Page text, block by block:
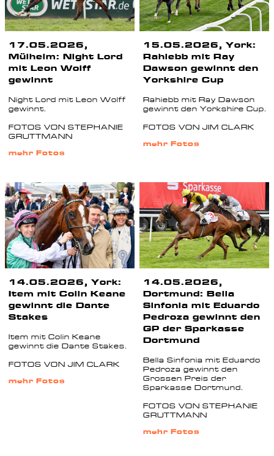
17.05.2026,
Mülheim: Night Lord
mit Leon Wolff
gewinnt
Night Lord mit Leon Wolff
gewinnt.
FOTOS VON STEPHANIE
GRUTTMANN
mehr Fotos
15.05.2026, York:
Rahiebb mit Ray
Dawson gewinnt den
Yorkshire Cup
Rahiebb mit Ray Dawson
gewinnt den Yorkshire Cup.
FOTOS VON JIM CLARK
mehr Fotos
14.05.2026, York:
Item mit Colin Keane
gewinnt die Dante
Stakes
Item mit Colin Keane
gewinnt die Dante Stakes.
FOTOS VON JIM CLARK
mehr Fotos
14.05.2026,
Dortmund: Bella
Sinfonia mit Eduardo
Pedroza gewinnt den
GP der Sparkasse
Dortmund
Bella Sinfonia mit Eduardo
Pedroza gewinnt den
Grossen Preis der
Sparkasse Dortmund.
FOTOS VON STEPHANIE
GRUTTMANN
mehr Fotos